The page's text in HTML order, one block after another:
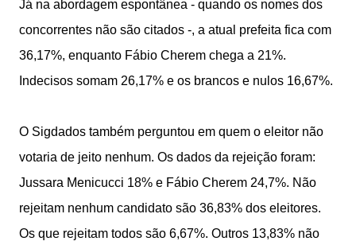
Já na abordagem espontânea - quando os nomes dos
concorrentes não são citados -, a atual prefeita fica com
36,17%, enquanto Fábio Cherem chega a 21%.
Indecisos somam 26,17% e os brancos e nulos 16,67%.
O Sigdados também perguntou em quem o eleitor não
votaria de jeito nenhum. Os dados da rejeição foram:
Jussara Menicucci 18% e Fábio Cherem 24,7%. Não
rejeitam nenhum candidato são 36,83% dos eleitores.
Os que rejeitam todos são 6,67%. Outros 13,83% não